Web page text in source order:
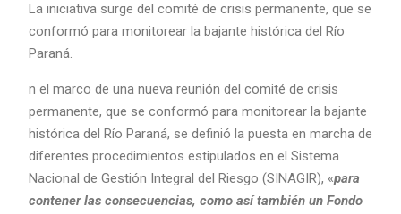
La iniciativa surge del comité de crisis permanente, que se
conformó para monitorear la bajante histórica del Río
Paraná.
n el marco de una nueva reunión del comité de crisis
permanente, que se conformó para monitorear la bajante
histórica del Río Paraná, se definió la puesta en marcha de
diferentes procedimientos estipulados en el Sistema
Nacional de Gestión Integral del Riesgo (SINAGIR), «para
contener las consecuencias, como así también un Fondo